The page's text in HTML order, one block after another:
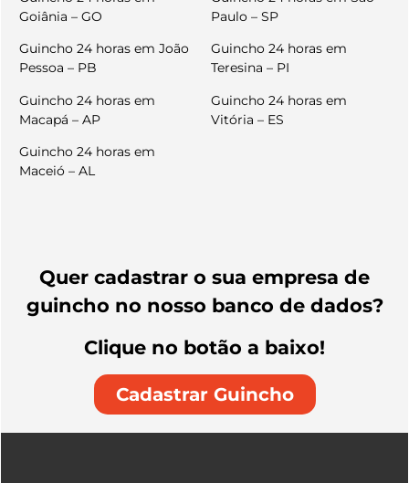
Goiânia – GO
Guincho 24 horas em João
Pessoa – PB
Guincho 24 horas em
Macapá – AP
Guincho 24 horas em
Maceió – AL
Paulo – SP
Guincho 24 horas em
Teresina – PI
Guincho 24 horas em
Vitória – ES
Quer cadastrar o sua empresa de
guincho no nosso banco de dados?
Clique no botão a baixo!
Cadastrar Guincho